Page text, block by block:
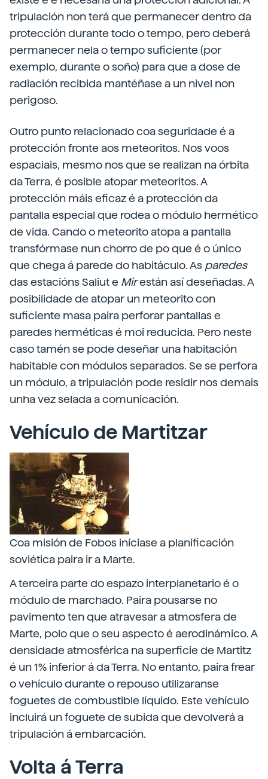
tripulación non terá que permanecer dentro da
protección durante todo o tempo, pero deberá
permanecer nela o tempo suficiente (por
exemplo, durante o soño) para que a dose de
radiación recibida mantéñase a un nivel non
perigoso.
Outro punto relacionado coa seguridade é a
protección fronte aos meteoritos. Nos voos
espaciais, mesmo nos que se realizan na órbita
da Terra, é posible atopar meteoritos. A
protección máis eficaz é a protección da
pantalla especial que rodea o módulo hermético
de vida. Cando o meteorito atopa a pantalla
transfórmase nun chorro de po que é o único
que chega á parede do habitáculo. As paredes
das estacións Saliut e Mirestán así deseñadas. A
posibilidade de atopar un meteorito con
suficiente masa paira perforar pantallas e
paredes herméticas é moi reducida. Pero neste
caso tamén se pode deseñar una habitación
habitable con módulos separados. Se se perfora
un módulo, a tripulación pode residir nos demais
unha vez selada a comunicación.
Vehículo de Martitzar
Coa misión de Fobos iníciase a planificación
soviética paira ir a Marte.
A terceira parte do espazo interplanetario é o
módulo de marchado. Paira pousarse no
pavimento ten que atravesar a atmosfera de
Marte, polo que o seu aspecto é aerodinámico. A
densidade atmosférica na superficie de Martitz
é un 1% inferior á da Terra. No entanto, paira frear
o vehículo durante o repouso utilizaranse
foguetes de combustible líquido. Este vehículo
incluirá un foguete de subida que devolverá a
tripulación á embarcación.
Volta á Terra